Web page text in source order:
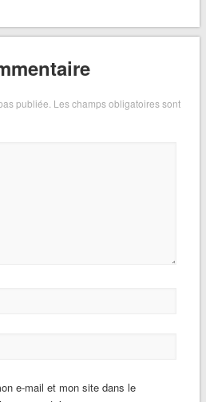
publiée. Les champs obligatoires sont
e-mail et mon site dans le